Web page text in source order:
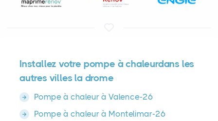
Installez votre pompe à chaleurdans les
autres villes la drome
Pompe à chaleur à Valence-26
Pompe à chaleur à Montelimar-26